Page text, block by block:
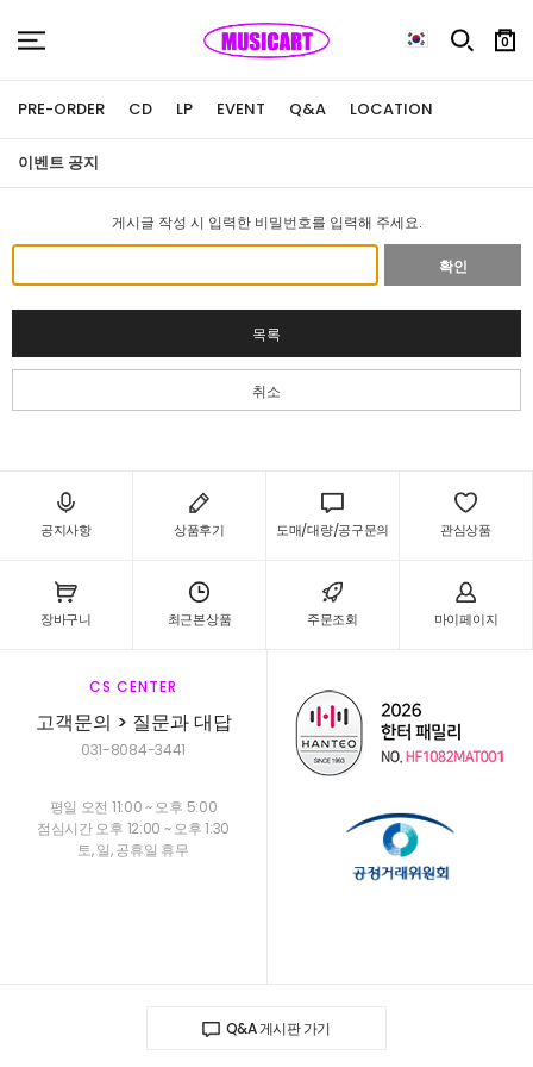
0
PRE-ORDER CD LP EVENT Q&A LOCATION
이벤트 공지
게시글 작성 시 입력한 비밀번호를 입력해 주세요.
확인
목록
취소
공지사항 상품후기 도매/대량/공구문의 관심상품
장바구니 최근본상품 주문조회 마이페이지
CS CENTER
고객문의 > 질문과 대답
031-8084-3441
평일 오전 11:00 ~ 오후 5:00
점심시간 오후 12:00 ~ 오후 1:30
토, 일, 공휴일 휴무
Q&A 게시판 가기